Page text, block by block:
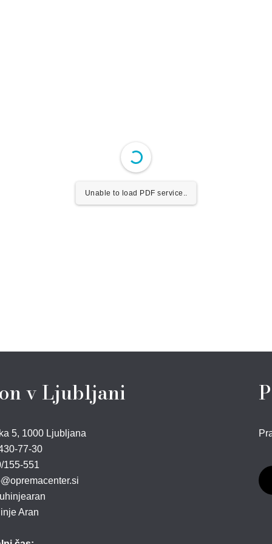
Unable to load PDF service..
v Ljubljani
5, 1000 Ljubljana
77-30
551
Aran